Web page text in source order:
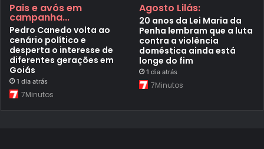
Pais e avós em
campanha...
Pedro Canedo volta ao
cenário político e
desperta o interesse de
diferentes gerações em
Goiás
1 dia atrás
7Minutos
Agosto Lilás:
20 anos da Lei Maria da
Penha lembram que a luta
contra a violência
doméstica ainda está
longe do fim
1 dia atrás
7Minutos